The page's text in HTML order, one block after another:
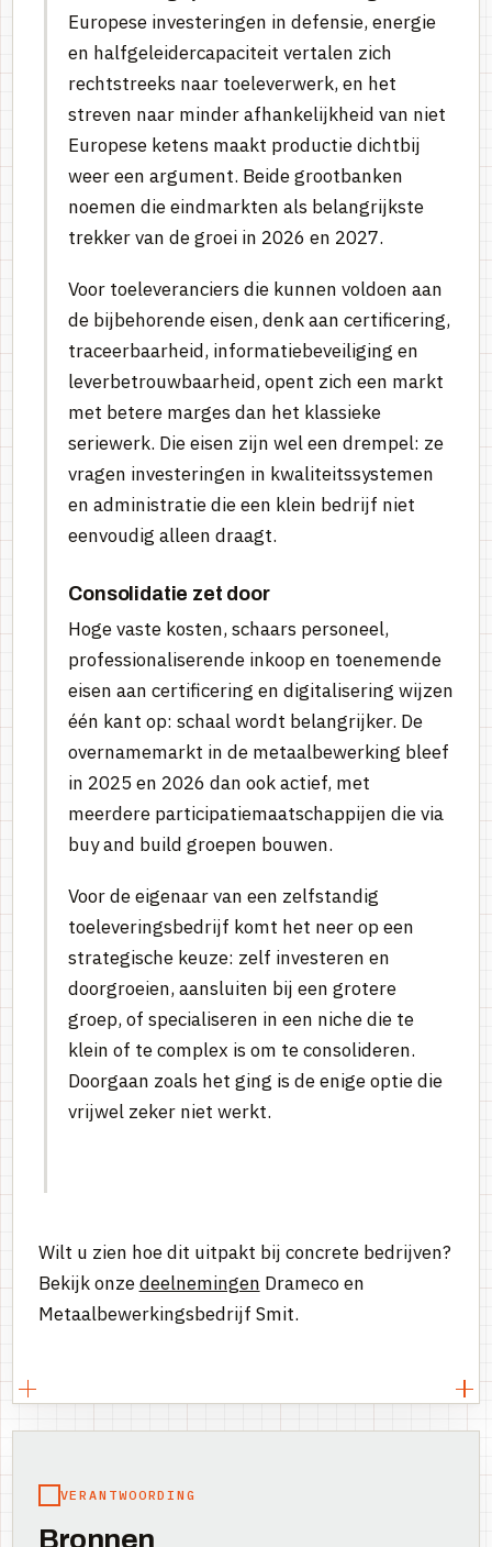
Europese investeringen in defensie, energie
en halfgeleidercapaciteit vertalen zich
rechtstreeks naar toeleverwerk, en het
streven naar minder afhankelijkheid van niet
Europese ketens maakt productie dichtbij
weer een argument. Beide grootbanken
noemen die eindmarkten als belangrijkste
trekker van de groei in 2026 en 2027.
Voor toeleveranciers die kunnen voldoen aan
de bijbehorende eisen, denk aan certificering,
traceerbaarheid, informatiebeveiliging en
leverbetrouwbaarheid, opent zich een markt
met betere marges dan het klassieke
seriewerk. Die eisen zijn wel een drempel: ze
vragen investeringen in kwaliteitssystemen
en administratie die een klein bedrijf niet
eenvoudig alleen draagt.
Consolidatie zet door
Hoge vaste kosten, schaars personeel,
professionaliserende inkoop en toenemende
eisen aan certificering en digitalisering wijzen
één kant op: schaal wordt belangrijker. De
overnamemarkt in de metaalbewerking bleef
in 2025 en 2026 dan ook actief, met
meerdere participatiemaatschappijen die via
buy and build groepen bouwen.
Voor de eigenaar van een zelfstandig
toeleveringsbedrijf komt het neer op een
strategische keuze: zelf investeren en
doorgroeien, aansluiten bij een grotere
groep, of specialiseren in een niche die te
klein of te complex is om te consolideren.
Doorgaan zoals het ging is de enige optie die
vrijwel zeker niet werkt.
Wilt u zien hoe dit uitpakt bij concrete bedrijven?
Bekijk onzedeelnemingen Drameco en
Metaalbewerkingsbedrijf Smit.
VERANTWOORDING
Bronnen